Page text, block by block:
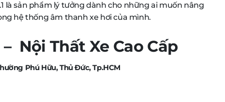
là sản phẩm lý tưởng dành cho những ai muốn nâng
hệ thống âm thanh xe hơi của mình.
– Nội Thất Xe Cao Cấp
Phú Hữu, Thủ Đức, Tp.HCM